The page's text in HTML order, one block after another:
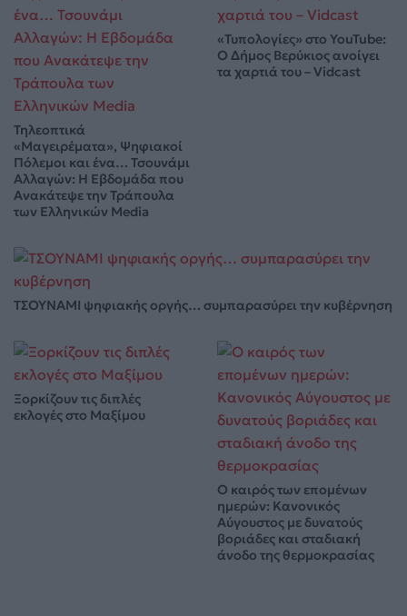
Τηλεοπτικά
«Μαγειρέματα», Ψηφιακοί
Πόλεμοι και ένα… Τσουνάμι
Αλλαγών: Η Εβδομάδα που
Ανακάτεψε την Τράπουλα
των Ελληνικών Media
«Τυπολογίες» στο YouTube:
Ο Δήμος Βερύκιος ανοίγει
τα χαρτιά του – Vidcast
ΤΣΟΥΝΑΜΙ ψηφιακής οργής… συμπαρασύρει την κυβέρνηση
Ξορκίζουν τις διπλές
εκλογές στο Μαξίμου
Ο καιρός των επομένων
ημερών: Κανονικός
Αύγουστος με δυνατούς
βοριάδες και σταδιακή
άνοδο της θερμοκρασίας